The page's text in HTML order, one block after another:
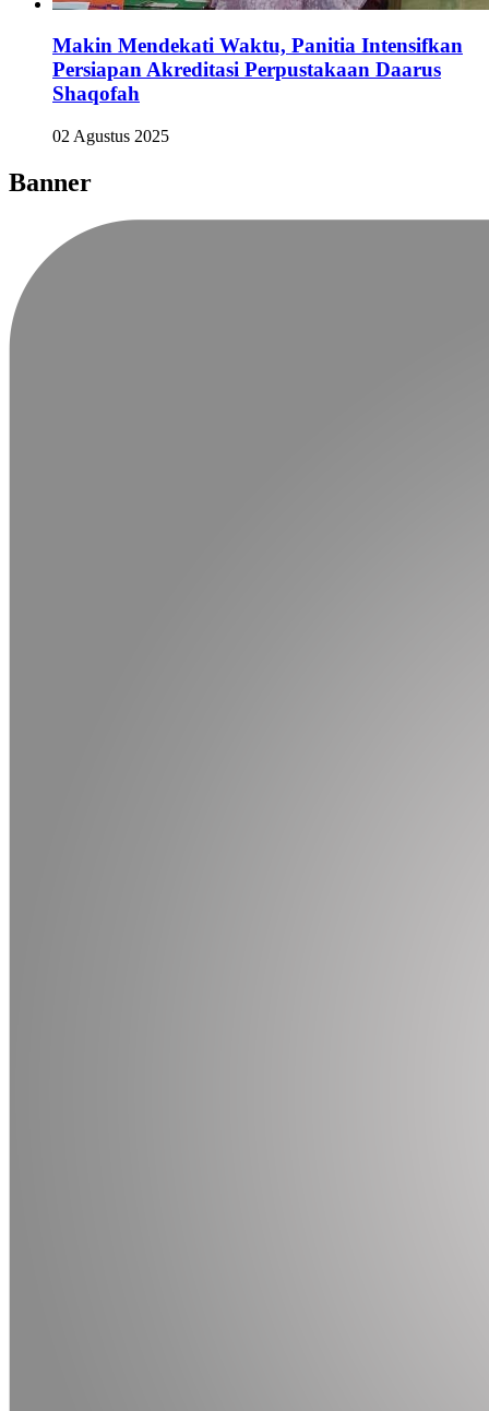
Makin Mendekati Waktu, Panitia Intensifkan
Persiapan Akreditasi Perpustakaan Daarus
Shaqofah
02 Agustus 2025
Banner